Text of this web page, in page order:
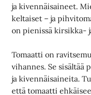
ja kivennäisaineet.
keltaiset – ja
on pienissä kirsikka-
Tomaatti on
vihannes. Se sisältää
ja kivennäisaineita.
että tomaatti